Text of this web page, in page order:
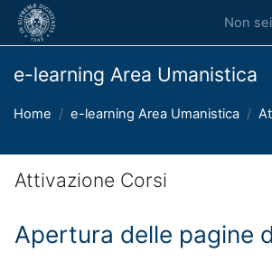
Vai al contenuto principale
Non
e-learning Area Umanistica
Home e-learning Area Umanistica
Attivazione Corsi
Apertura delle pagine